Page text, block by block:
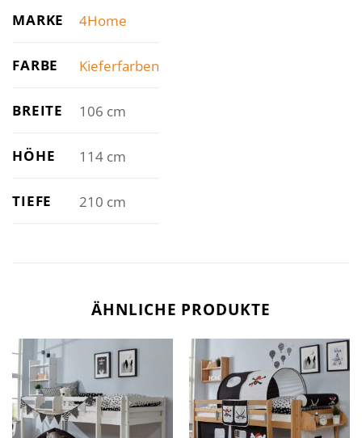
MARKE 4Home
FARBE Kieferfarben
BREITE 106 cm
HÖHE 114 cm
TIEFE 210 cm
ÄHNLICHE PRODUKTE